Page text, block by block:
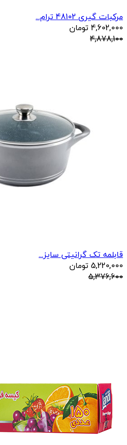
مرکبات گیری 48102 ترام...
4,602,000 تومان
4,878,100
قابلمه تک گرانیتی سایز...
5,220,000 تومان
5,376,600